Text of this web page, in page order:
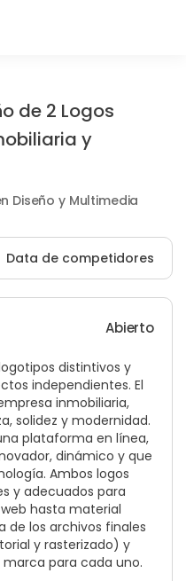
de 2 Logos
y
Diseño y Multimedia
Data de competidores
Abierto
distintivos y
independientes. El
inmobiliaria,
solidez y modernidad.
plataforma en línea,
dinámico y que
Ambos logos
y adecuados para
hasta material
de los archivos finales
y rasterizado) y
para cada uno.